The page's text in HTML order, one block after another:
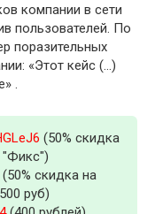
компании в сети
пользователей. По
поразительных
«Этот кейс (…)
.
(50% скидка
"Фикс")
(50% скидка на
руб)